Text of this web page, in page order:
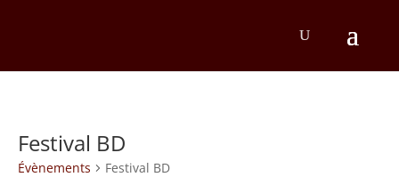
Festival BD
Évènements Festival BD